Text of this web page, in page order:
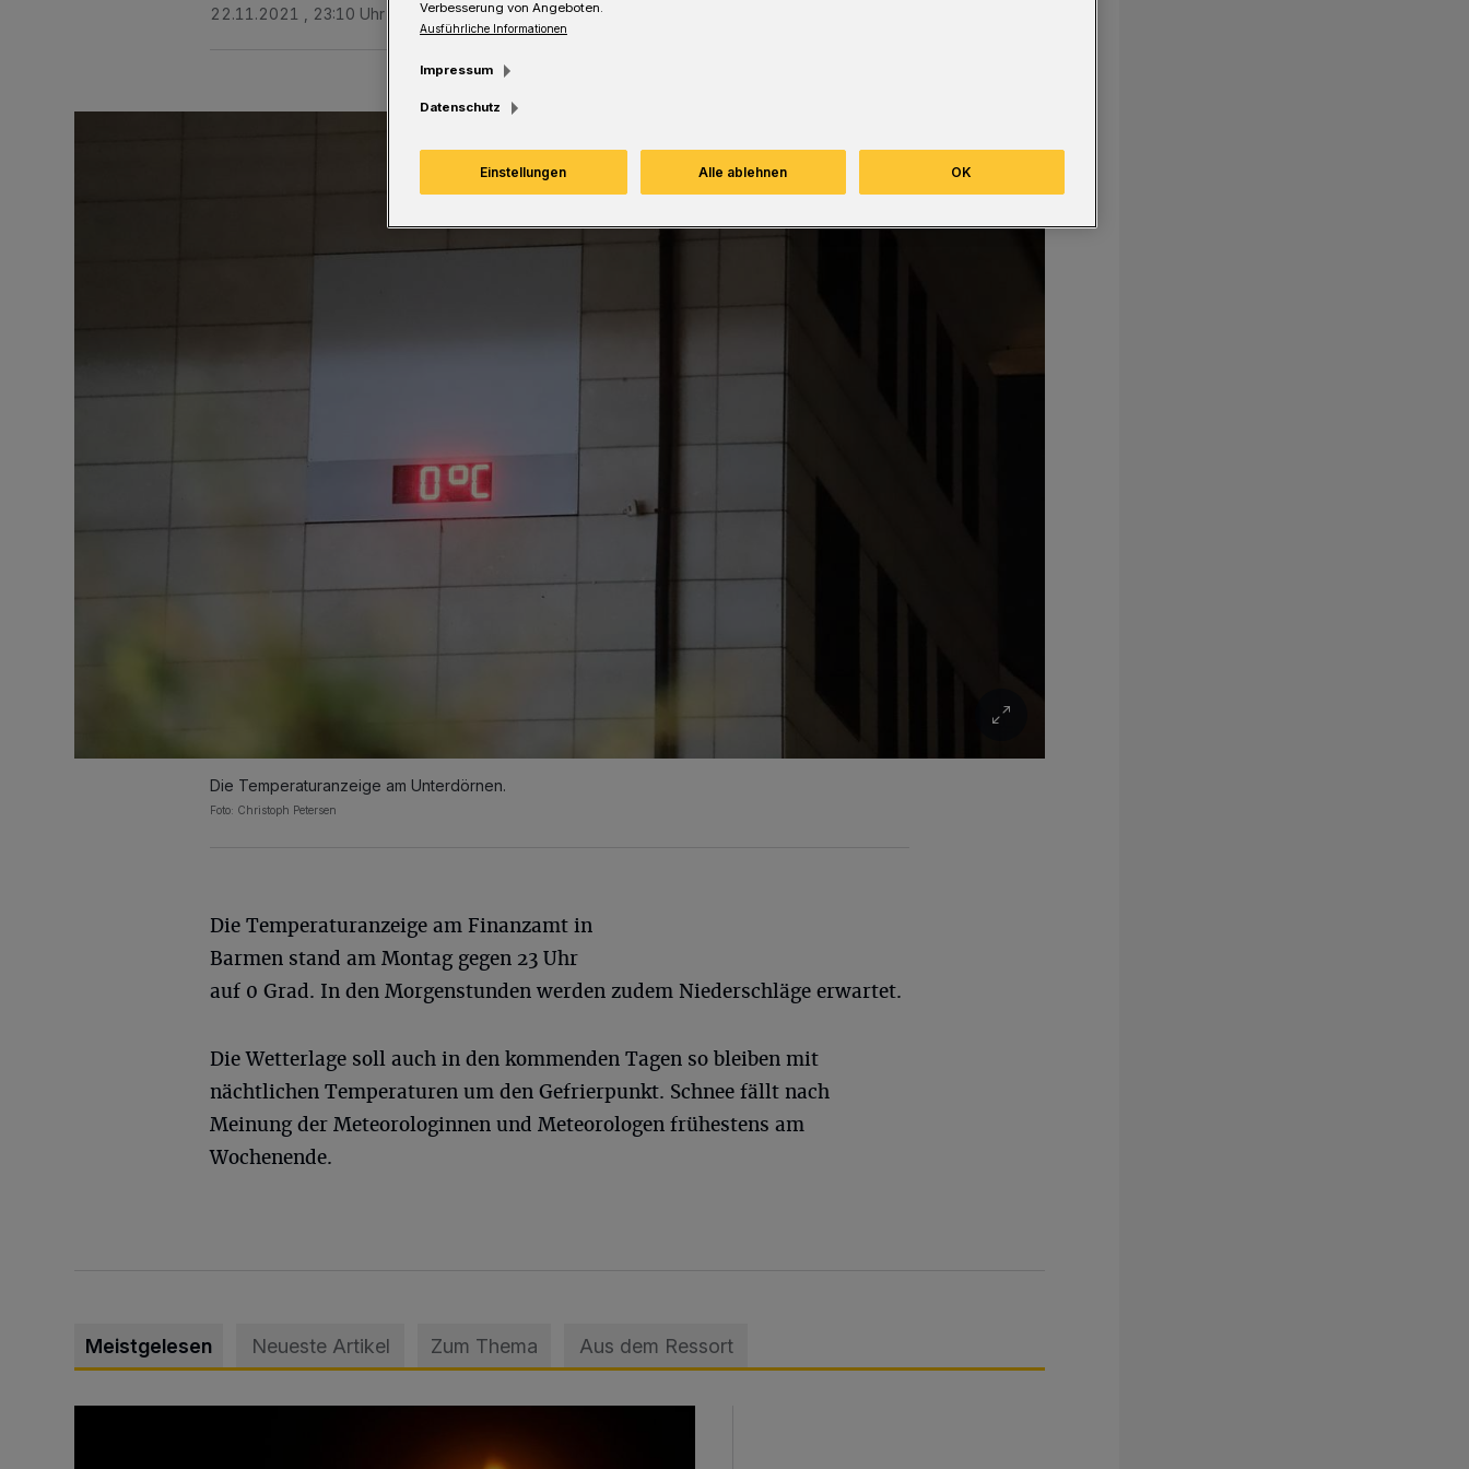
22.11.2021 , 23:10 Uhr Eine Minute Lesezeit
Die Temperaturanzeige am Unterdörnen.
Foto: Christoph Petersen
Die Temperaturanzeige am Finanzamt in
Barmen stand am Montag gegen 23 Uhr
auf 0 Grad. In den Morgenstunden werden zudem Niederschläge erwartet.
Die Wetterlage soll auch in den kommenden Tagen so bleiben mit
nächtlichen Temperaturen um den Gefrierpunkt. Schnee fällt nach
Meinung der Meteorologinnen und Meteorologen frühestens am
Wochenende.
Meistgelesen Neueste Artikel Zum Thema Aus dem Ressort
Verbesserung von Angeboten.
Ausführliche Informationen
Impressum
Datenschutz
Einstellungen Alle ablehnen OK